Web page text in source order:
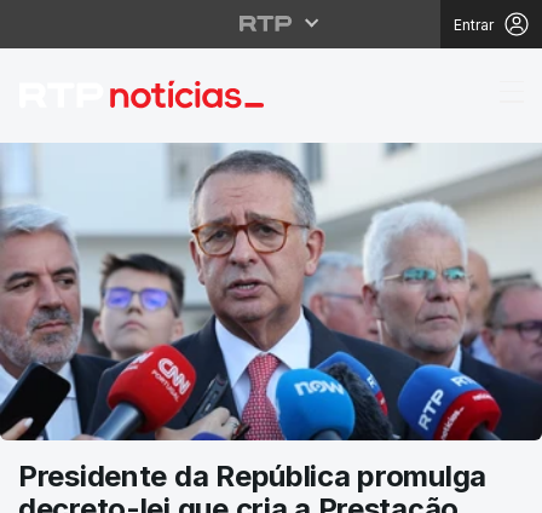
Entrar
RTP Notícias
Presidente da República promulga